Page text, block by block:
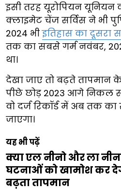
इसी तरह यूरोपियन
क्लाइमेट चेंज सर्विस ने भी
2024 भीइतिहास का दूसरा
तक का सबसे गर्म नवंबर,
था।
देखा जाए तो बढ़ते तापमान
पीछे छोड़ 2023 आगे निकल
वो दर्ज रिकॉर्ड में अब तक
जाएगा।
यह भी पढ़ें
क्या एल नीनो और ला
घटनाओं को खामोश कर
बढ़ता तापमान